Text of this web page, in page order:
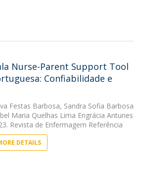
Nurse-Parent Support Tool
Confiabilidade e
Festas Barbosa, Sandra Sofia Barbosa
Maria Quelhas Lima Engrácia Antunes
Revista de Enfermagem Referência
DETAILS